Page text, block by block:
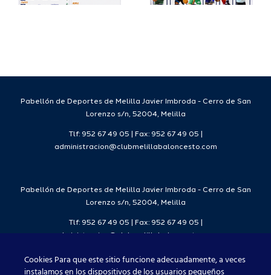
2026/27
Pabellón de Deportes de Melilla Javier Imbroda - Cerro de San
Lorenzo s/n, 52004, Melilla
Tlf: 952 67 49 05 | Fax: 952 67 49 05 |
administracion@clubmelillabaloncesto.com
Pabellón de Deportes de Melilla Javier Imbroda - Cerro de San
Lorenzo s/n, 52004, Melilla
Tlf: 952 67 49 05 | Fax: 952 67 49 05 |
administracion@clubmelillabaloncesto.com
Cookies Para que este sitio funcione adecuadamente, a veces